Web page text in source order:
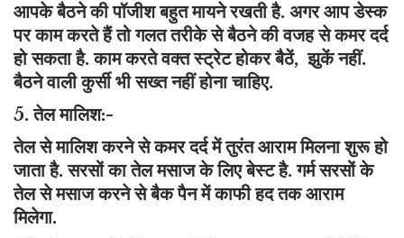
आपके बैठने की पॉजीश बहुत मायने रखती है. अगर आप डेस्क
पर काम करते हैं तो गलत तरीके से बैठने की वजह से कमर दर्द
हो सकता है. काम करते वक्त स्ट्रेट होकर बैठें, झुकें नहीं.
बैठने वाली कुर्सी भी सख्त नहीं होना चाहिए.
5. तेल मालिश:-
तेल से मालिश करने से कमर दर्द में तुरंत आराम मिलना शुरू हो
जाता है. सरसों का तेल मसाज के लिए बेस्ट है. गर्म सरसों के
तेल से मसाज करने से बैक पैन में काफी हद तक आराम
मिलेगा.